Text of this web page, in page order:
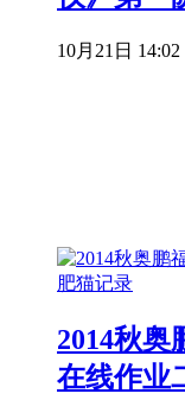
10月21日 14:02
2014秋奥
在线作业